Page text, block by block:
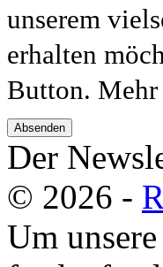
unserem
erhalten
Button.
Absenden
Der
© 2026 -
Um